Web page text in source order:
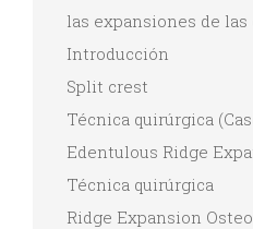
las expansiones de las
Introducción
Split crest
Técnica quirúrgica
Edentulous Ridge
Técnica quirúrgica
Ridge Expansion